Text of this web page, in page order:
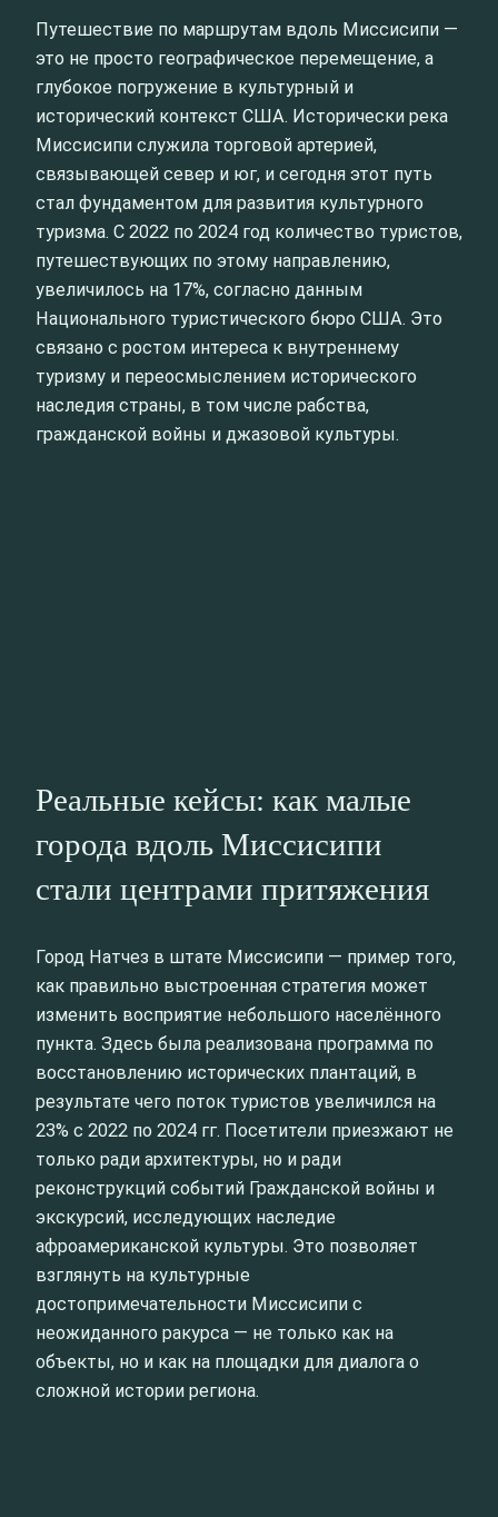
Путешествие по маршрутам вдоль Миссисипи —
это не просто географическое перемещение, а
глубокое погружение в культурный и
исторический контекст США. Исторически река
Миссисипи служила торговой артерией,
связывающей север и юг, и сегодня этот путь
стал фундаментом для развития культурного
туризма. С 2022 по 2024 год количество туристов,
путешествующих по этому направлению,
увеличилось на 17%, согласно данным
Национального туристического бюро США. Это
связано с ростом интереса к внутреннему
туризму и переосмыслением исторического
наследия страны, в том числе рабства,
гражданской войны и джазовой культуры.
Реальные кейсы: как малые
города вдоль Миссисипи
стали центрами притяжения
Город Натчез в штате Миссисипи — пример того,
как правильно выстроенная стратегия может
изменить восприятие небольшого населённого
пункта. Здесь была реализована программа по
восстановлению исторических плантаций, в
результате чего поток туристов увеличился на
23% с 2022 по 2024 гг. Посетители приезжают не
только ради архитектуры, но и ради
реконструкций событий Гражданской войны и
экскурсий, исследующих наследие
афроамериканской культуры. Это позволяет
взглянуть на культурные
достопримечательности Миссисипи с
неожиданного ракурса — не только как на
объекты, но и как на площадки для диалога о
сложной истории региона.